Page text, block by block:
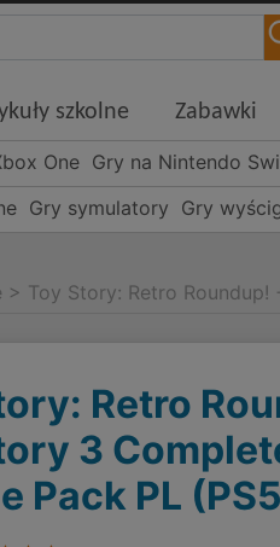
szkolne Zabawki
One Gry na Nintendo
Gry symulatory Gry
> Toy Story: Retro
Retro
3
Pack PL